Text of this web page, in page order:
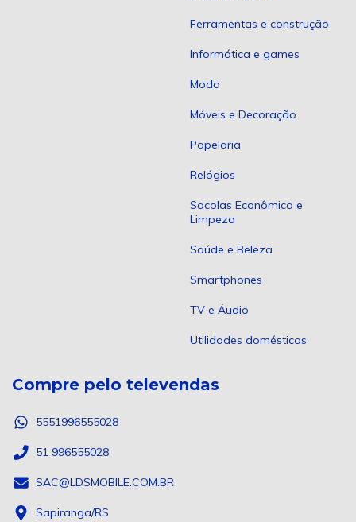
Ferramentas e construção
Informática e games
Moda
Móveis e Decoração
Papelaria
Relógios
Sacolas Econômica e
Limpeza
Saúde e Beleza
Smartphones
TV e Áudio
Utilidades domésticas
Compre pelo televendas
5551996555028
51 996555028
SAC@LDSMOBILE.COM.BR
Sapiranga/RS